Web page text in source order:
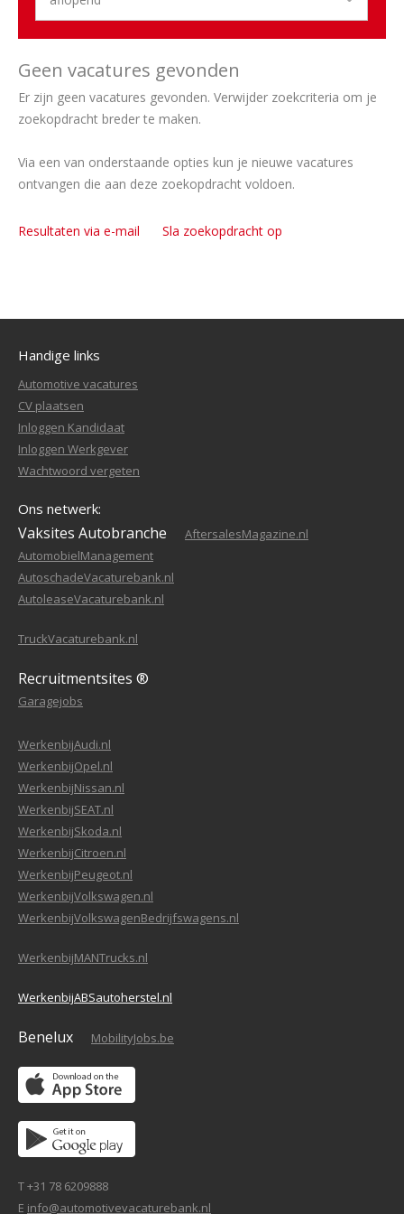
Geen vacatures gevonden
Er zijn geen vacatures gevonden. Verwijder zoekcriteria om je
zoekopdracht breder te maken.
Via een van onderstaande opties kun je nieuwe vacatures
ontvangen die aan deze zoekopdracht voldoen.
Resultaten via e-mail Sla zoekopdracht op
Handige links
Automotive vacatures
CV plaatsen
Inloggen Kandidaat
Inloggen Werkgever
Wachtwoord vergeten
Ons netwerk:
Vaksites Autobranche
AftersalesMagazine.nl
AutomobielManagement
AutoschadeVacaturebank.nl
AutoleaseVacaturebank.nl
TruckVacaturebank.nl
Recruitmentsites ®
Garagejobs
WerkenbijAudi.nl
WerkenbijOpel.nl
WerkenbijNissan.nl
WerkenbijSEAT.nl
WerkenbijSkoda.nl
WerkenbijCitroen.nl
WerkenbijPeugeot.nl
WerkenbijVolkswagen.nl
WerkenbijVolkswagenBedrijfswagens.nl
WerkenbijMANTrucks.nl
WerkenbijABSautoherstel.nl
Benelux MobilityJobs.be
T +31 78 6209888
E info@automotivevacaturebank.nl